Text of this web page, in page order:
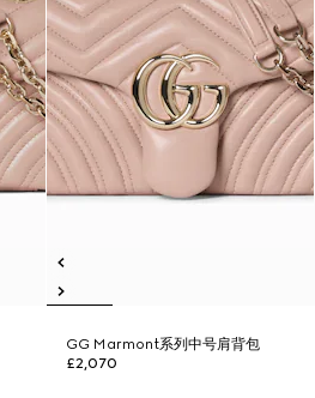
GG Marmont系列中号肩背包
£2,070